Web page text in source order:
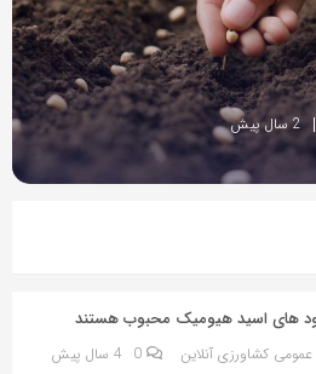
2 سال پیش
های اسید هیومیک محبوب هستند
عمومی کشاورزی آنلاین 0 4 سال پیش